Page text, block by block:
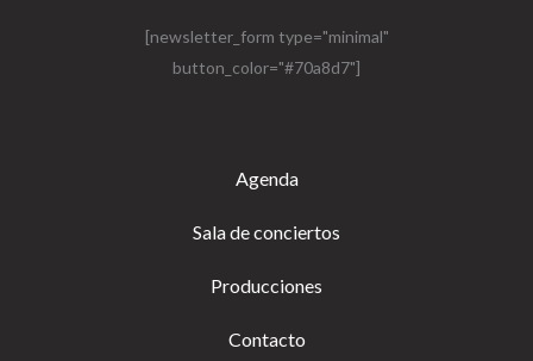
[newsletter_form type="minimal"
button_color="#70a8d7"]
Agenda
Sala de conciertos
Producciones
Contacto